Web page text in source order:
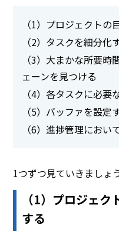
（1）プロジェクト
（2）タスクを細分化
（3）大まかな所要
ェーンを見つける
（4）各タスクに必要
（5）バッファを設定
（6）進捗管理にお
1つずつ見ていきましょう
（1）プロジェ
する